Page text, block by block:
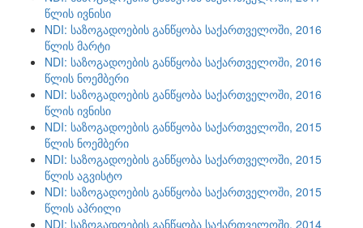
წლის ივნისი
NDI: საზოგადოების განწყობა საქართველოში, 2016
წლის მარტი
NDI: საზოგადოების განწყობა საქართველოში, 2016
წლის ნოემბერი
NDI: საზოგადოების განწყობა საქართველოში, 2016
წლის ივნისი
NDI: საზოგადოების განწყობა საქართველოში, 2015
წლის ნოემბერი
NDI: საზოგადოების განწყობა საქართველოში, 2015
წლის აგვისტო
NDI: საზოგადოების განწყობა საქართველოში, 2015
წლის აპრილი
NDI: საზოგადოების განწყობა საქართველოში, 2014